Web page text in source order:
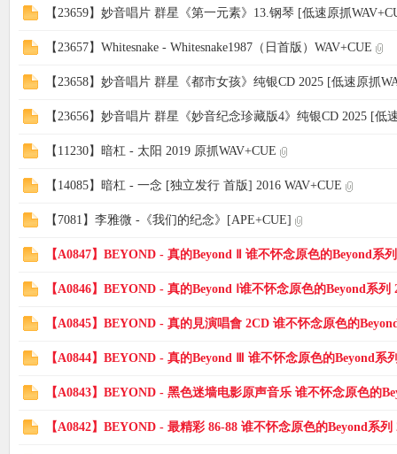
【23659】妙音唱片 群星《第一元素》13.钢琴 [低速原抓
【23657】Whitesnake - Whitesnake1987（日首版）WAV+CUE
【23658】妙音唱片 群星《都市女孩》纯银CD 2025 [低速原抓
【23656】妙音唱片 群星《妙音纪念珍藏版4》纯银CD 2025 [低
【11230】暗杠 - 太阳 2019 原抓WAV+CUE
【14085】暗杠 - 一念 [独立发行 首版] 2016 WAV+CUE
【7081】李雅微 -《我们的纪念》[APE+CUE]
【A0847】BEYOND - 真的Beyond Ⅱ 谁不怀念原色的Beyond系
【A0846】BEYOND - 真的Beyond Ⅰ谁不怀念原色的Beyond系列
【A0845】BEYOND - 真的見演唱會 2CD 谁不怀念原色的
【A0844】BEYOND - 真的Beyond Ⅲ 谁不怀念原色的Beyond系
【A0843】BEYOND - 黑色迷墙电影原声音乐 谁不怀念原色的
【A0842】BEYOND - 最精彩 86-88 谁不怀念原色的Beyond系列